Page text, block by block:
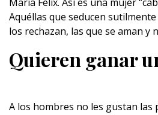
Aquéllas que seducen
los rechazan, las que se aman y
Quieren ganar
A los hombres no les gustan las